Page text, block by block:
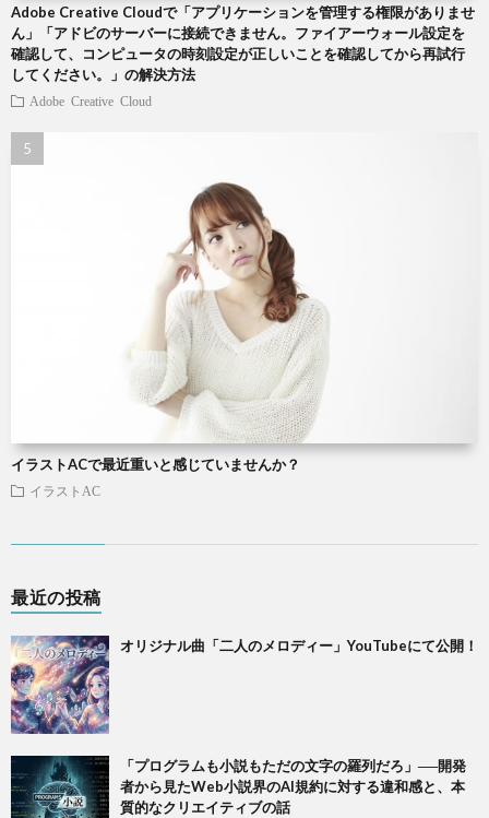
Adobe Creative Cloudで「アプリケーションを管理する権限がありませ
ん」「アドビのサーバーに接続できません。ファイアーウォール設定を
確認して、コンピュータの時刻設定が正しいことを確認してから再試行
してください。」の解決方法
Adobe Creative Cloud
イラストACで最近重いと感じていませんか？
イラストAC
最近の投稿
オリジナル曲「二人のメロディー」YouTubeにて公開！
「プログラムも小説もただの文字の羅列だろ」──開発
者から見たWeb小説界のAI規約に対する違和感と、本
質的なクリエイティブの話